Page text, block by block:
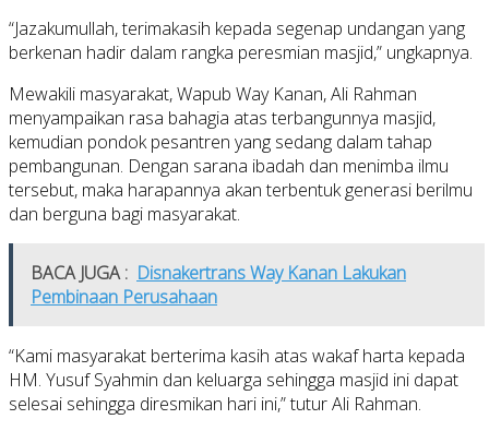
“Jazakumullah, terimakasih kepada segenap undangan yang
berkenan hadir dalam rangka peresmian masjid,” ungkapnya.
Mewakili masyarakat, Wapub Way Kanan, Ali Rahman
menyampaikan rasa bahagia atas terbangunnya masjid,
kemudian pondok pesantren yang sedang dalam tahap
pembangunan. Dengan sarana ibadah dan menimba ilmu
tersebut, maka harapannya akan terbentuk generasi berilmu
dan berguna bagi masyarakat.
BACA JUGA : Disnakertrans Way Kanan Lakukan
Pembinaan Perusahaan
“Kami masyarakat berterima kasih atas wakaf harta kepada
HM. Yusuf Syahmin dan keluarga sehingga masjid ini dapat
selesai sehingga diresmikan hari ini,” tutur Ali Rahman.